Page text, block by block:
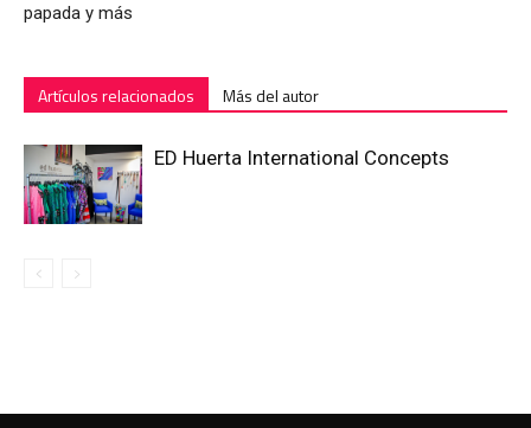
papada y más
Artículos relacionados Más del autor
ED Huerta International Concepts